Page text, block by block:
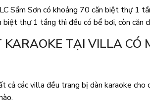
Sầm Sơn có khoảng 70 căn biệt thự 1
biệt thự 1 tầng thì đều có bể bơi, còn căn
KARAOKE TẠI VILLA CÓ
cả các villa đều trang bị dàn karaoke